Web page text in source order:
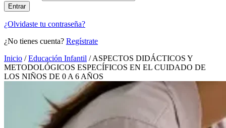
Entrar
¿Olvidaste tu contraseña?
¿No tienes cuenta? Regístrate
Inicio / Educación Infantil /ASPECTOS DIDÁCTICOS Y
METODOLÓGICOS ESPECÍFICOS EN EL CUIDADO DE
LOS NIÑOS DE 0 A 6 AÑOS